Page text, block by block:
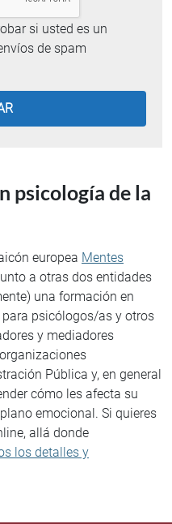
si usted es un
de spam
psicología de la
europea Mentes
a otras dos entidades
una formación en
psicólogos/as y otros
y mediadores
Pública y, en general
cómo les afecta su
emocional. Si quieres
allá donde
los detalles y